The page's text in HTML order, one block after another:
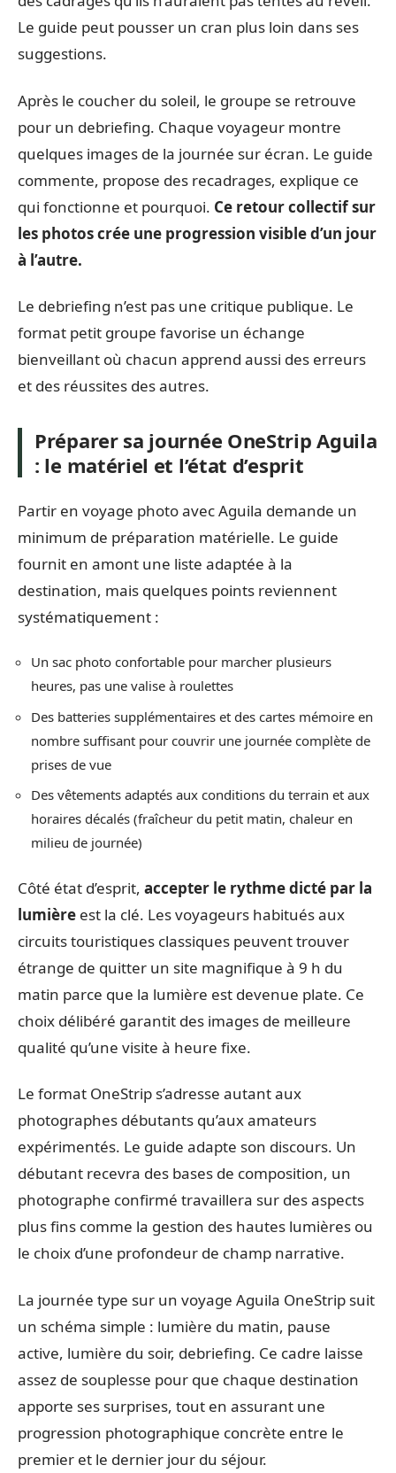
Le guide peut pousser un cran plus loin dans ses
suggestions.
Après le coucher du soleil, le groupe se retrouve
pour un debriefing. Chaque voyageur montre
quelques images de la journée sur écran. Le guide
commente, propose des recadrages, explique ce
qui fonctionne et pourquoi. Ce retour collectif sur
les photos crée une progression visible d’un jour
à l’autre.
Le debriefing n’est pas une critique publique. Le
format petit groupe favorise un échange
bienveillant où chacun apprend aussi des erreurs
et des réussites des autres.
Préparer sa journée OneStrip Aguila
: le matériel et l’état d’esprit
Partir en voyage photo avec Aguila demande un
minimum de préparation matérielle. Le guide
fournit en amont une liste adaptée à la
destination, mais quelques points reviennent
systématiquement :
Un sac photo confortable pour marcher plusieurs
heures, pas une valise à roulettes
Des batteries supplémentaires et des cartes mémoire en
nombre suffisant pour couvrir une journée complète de
prises de vue
Des vêtements adaptés aux conditions du terrain et aux
horaires décalés (fraîcheur du petit matin, chaleur en
milieu de journée)
Côté état d’esprit, accepter le rythme dicté par la
lumière est la clé. Les voyageurs habitués aux
circuits touristiques classiques peuvent trouver
étrange de quitter un site magnifique à 9 h du
matin parce que la lumière est devenue plate. Ce
choix délibéré garantit des images de meilleure
qualité qu’une visite à heure fixe.
Le format OneStrip s’adresse autant aux
photographes débutants qu’aux amateurs
expérimentés. Le guide adapte son discours. Un
débutant recevra des bases de composition, un
photographe confirmé travaillera sur des aspects
plus fins comme la gestion des hautes lumières ou
le choix d’une profondeur de champ narrative.
La journée type sur un voyage Aguila OneStrip suit
un schéma simple : lumière du matin, pause
active, lumière du soir, debriefing. Ce cadre laisse
assez de souplesse pour que chaque destination
apporte ses surprises, tout en assurant une
progression photographique concrète entre le
premier et le dernier jour du séjour.